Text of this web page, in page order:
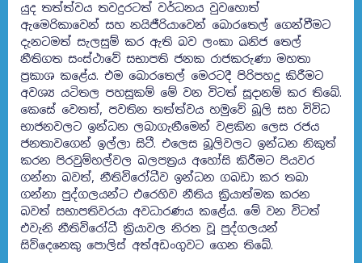
යුද තත්ත්වය තවදුරටත් වර්ධනය වුවහොත්
ඇමෙරිකාවෙන් සහ නයිජීරියාවෙන් බොරතෙල් ගෙන්වීමට
දැනටමත් සැලසුම් කර ඇති බව ලංකා ඛනිජ තෙල්
නීතිගත සංස්ථාවේ සභාපති ජනක රාජකරුණා මහතා
ප්‍රකාශ කළේය. එම බොරතෙල් මෙරටදී පිරිපහදු කිරීමට
අවශ්‍ය යටිතල පහසුකම් මේ වන විටත් සූදානම් කර තිබේ.
කෙසේ වෙතත්, පවතින තත්ත්වය හමුවේ බූලි සහ විවිධ
භාජනවලට ඉන්ධන ලබාගැනීමෙන් වළකින ලෙස රජය
ජනතාවගෙන් ඉල්ලා සිටී. එලෙස බූලිවලට ඉන්ධන නිකුත්
කරන පිරවුම්හල්වල බලපත්‍රය අහෝසි කිරීමට පියවර
ගන්නා බවත්, නීතිවිරෝධීව ඉන්ධන ගබඩා කර තබා
ගන්නා පුද්ගලයන්ට එරෙහිව නීතිය ක්‍රියාත්මක කරන
බවත් සභාපතිවරයා අවධාරණය කළේය. මේ වන විටත්
එවැනි නීතිවිරෝධී ක්‍රියාවල නිරත වූ පුද්ගලයන්
සිව්දෙනෙකු පොලිස් අත්අඩංගුවට ගෙන තිබේ.